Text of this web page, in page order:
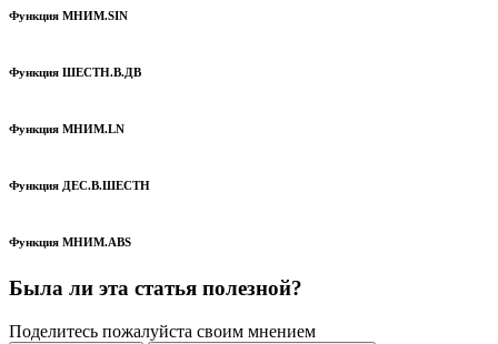
Функция МНИМ.SIN
Функция ШЕСТН.В.ДВ
Функция МНИМ.LN
Функция ДЕС.В.ШЕСТН
Функция МНИМ.ABS
Была ли эта статья полезной?
Поделитесь пожалуйста своим мнением